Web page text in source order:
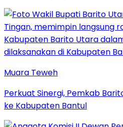
Muara Teweh
Perkuat Sinergi, Pemkab
ke Kabupaten Bantul